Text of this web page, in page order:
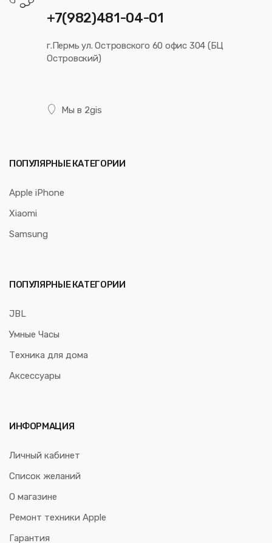
+7(982)481-04-01
г.Пермь ул. Островского 60 офис 304 (БЦ
Островский)
Мы в 2gis
ПОПУЛЯРНЫЕ КАТЕГОРИИ
Apple iPhone
Xiaomi
Samsung
ПОПУЛЯРНЫЕ КАТЕГОРИИ
JBL
Умные Часы
Техника для дома
Аксессуары
ИНФОРМАЦИЯ
Личный кабинет
Список желаний
О магазине
Ремонт техники Apple
Гарантия